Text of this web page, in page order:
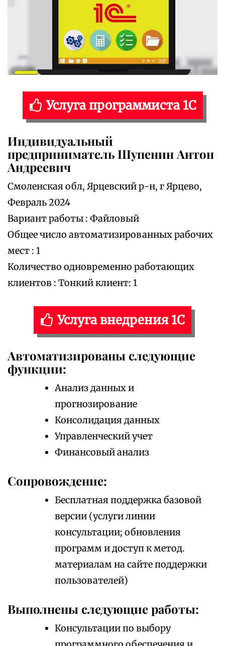
Услуга программиста 1С
Индивидуальный
предприниматель Шупенин Антон
Андреевич
Смоленская обл, Ярцевский р-н, г Ярцево,
Февраль 2024
Вариант работы : Файловый
Общее число автоматизированных рабочих
мест : 1
Количество одновременно работающих
клиентов : Тонкий клиент: 1
Услуга внедрения 1С
Автоматизированы следующие
функции:
Анализ данных и
прогнозирование
Консолидация данных
Управленческий учет
Финансовый анализ
Сопровождение:
Бесплатная поддержка базовой
версии (услуги линии
консультации; обновления
программ и доступ к метод.
материалам на сайте поддержки
пользователей)
Выполнены следующие работы:
Консультации по выбору